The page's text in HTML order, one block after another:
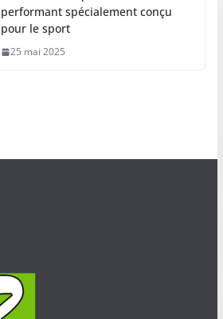
performant spécialement conçu
pour le sport
25 mai 2025